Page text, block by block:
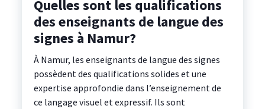
Quelles sont les qualifications
des enseignants de langue des
signes à Namur?
À Namur, les enseignants de langue des signes
possèdent des qualifications solides et une
expertise approfondie dans l’enseignement de
ce langage visuel et expressif. Ils sont